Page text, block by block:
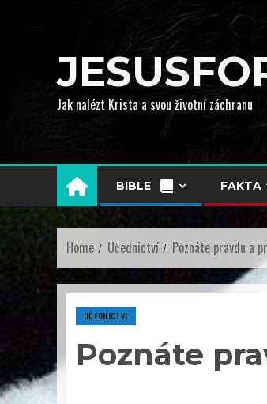
Jak nalézt Krista a svou životní záchranu
BIBLE FAKTA
Home Učednictví Poznáte pravdu a
UČEDNICTVÍ
Poznáte